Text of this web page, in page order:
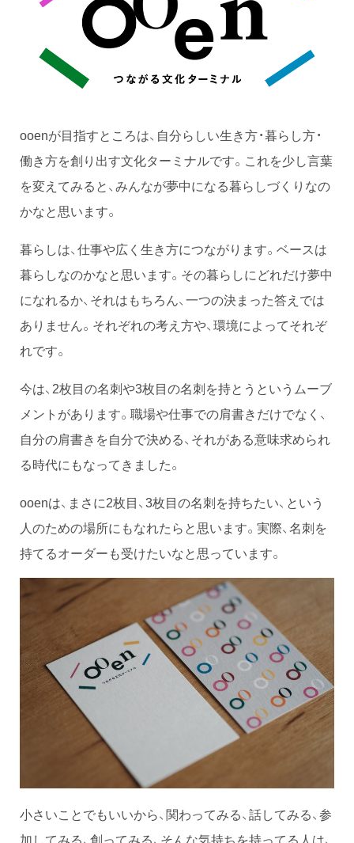
ooenが目指すところは、自分らしい生き方・暮らし方・
働き方を創り出す文化ターミナルです。これを少し言葉
を変えてみると、みんなが夢中になる暮らしづくりなの
かなと思います。
暮らしは、仕事や広く生き方につながります。ベースは
暮らしなのかなと思います。その暮らしにどれだけ夢中
になれるか、それはもちろん、一つの決まった答えでは
ありません。それぞれの考え方や、環境によってそれぞ
れです。
今は、2枚目の名刺や3枚目の名刺を持とうというムーブ
メントがあります。職場や仕事での肩書きだけでなく、
自分の肩書きを自分で決める、それがある意味求められ
る時代にもなってきました。
ooenは、まさに2枚目、3枚目の名刺を持ちたい、という
人のための場所にもなれたらと思います。実際、名刺を
持てるオーダーも受けたいなと思っています。
小さいことでもいいから、関わってみる、話してみる、参
加してみる、創ってみる、そんな気持ちを持ってる人は、